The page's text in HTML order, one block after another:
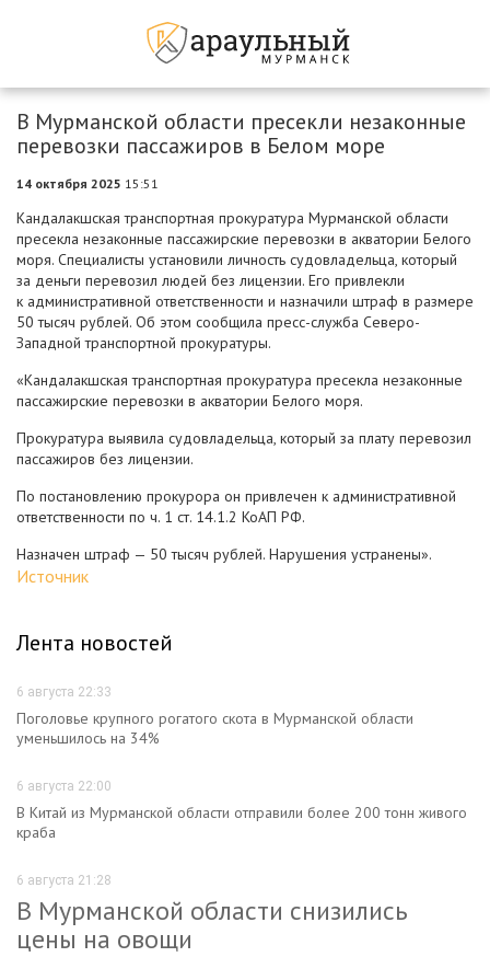
В Мурманской области пресекли незаконные
перевозки пассажиров в Белом море
14 октября 2025 15:51
Кандалакшская транспортная прокуратура Мурманской области
пресекла незаконные пассажирские перевозки в акватории Белого
моря. Специалисты установили личность судовладельца, который
за деньги перевозил людей без лицензии. Его привлекли
к административной ответственности и назначили штраф в размере
50 тысяч рублей. Об этом сообщила пресс-служба Северо-
Западной транспортной прокуратуры.
«Кандалакшская транспортная прокуратура пресекла незаконные
пассажирские перевозки в акватории Белого моря.
Прокуратура выявила судовладельца, который за плату перевозил
пассажиров без лицензии.
По постановлению прокурора он привлечен к административной
ответственности по ч. 1 ст. 14.1.2 КоАП РФ.
Назначен штраф — 50 тысяч рублей. Нарушения устранены».
Источник
Лента новостей
6 августа 22:33
Поголовье крупного рогатого скота в Мурманской области
уменьшилось на 34%
6 августа 22:00
В Китай из Мурманской области отправили более 200 тонн живого
краба
6 августа 21:28
В Мурманской области снизились
цены на овощи